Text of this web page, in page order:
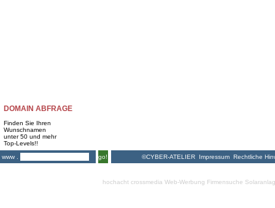
DOMAIN ABFRAGE
Finden Sie Ihren
Wunschnamen
unter 50 und mehr
Top-Levels!!
www .
go! ©CYBER-ATELIER Impressum Rechtliche
hochacht crossmedia Web-Werbung Firmensuche